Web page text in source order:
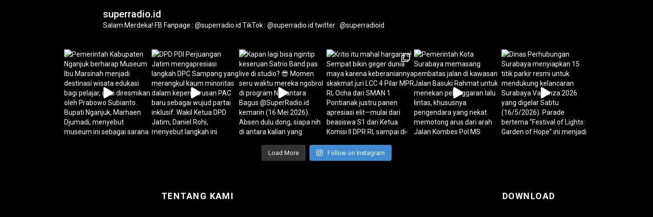
superradio.id
Salam Merdeka! FB Fanpage : @superradio.id TikTok : @superradio.id twitter : @superradioid
Load More Follow on Instagram
TENTANG KAMI DOWNLOAD